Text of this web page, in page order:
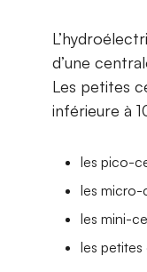
d’une
Les petites
inférieure à
les pico-
les micro-
les mini-
les